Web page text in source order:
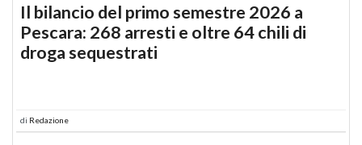
Il bilancio del primo semestre 2026 a
Pescara: 268 arresti e oltre 64 chili di
droga sequestrati
di Redazione